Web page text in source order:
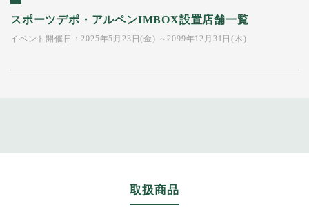
スポーツデポ・アルペンIMBOX設置店舗一覧
イベント開催日：2025年5月23日(金) ～2099年12月31日(木)
取扱商品